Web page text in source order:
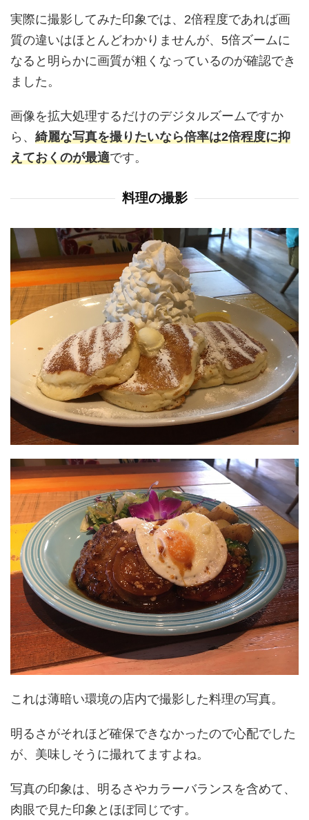
実際に撮影してみた印象では、2倍程度であれば画
質の違いはほとんどわかりませんが、5倍ズームに
なると明らかに画質が粗くなっているのが確認でき
ました。
画像を拡大処理するだけのデジタルズームですか
ら、 綺麗な写真を撮りたいなら倍率は2倍程度に抑
えておくのが最適です。
料理の撮影
これは薄暗い環境の店内で撮影した料理の写真。
明るさがそれほど確保できなかったので心配でした
が、美味しそうに撮れてますよね。
写真の印象は、明るさやカラーバランスを含めて、
肉眼で見た印象とほぼ同じです。